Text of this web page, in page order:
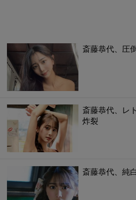
斎藤恭代、圧
斎藤恭代、レ
炸裂
斎藤恭代、純